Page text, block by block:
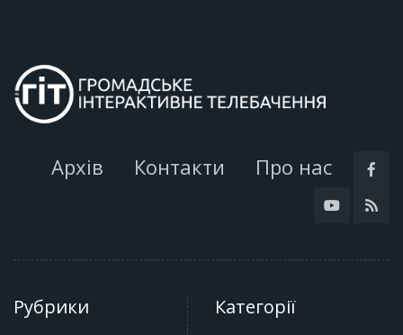
Архів Контакти Про нас
Рубрики Категорії